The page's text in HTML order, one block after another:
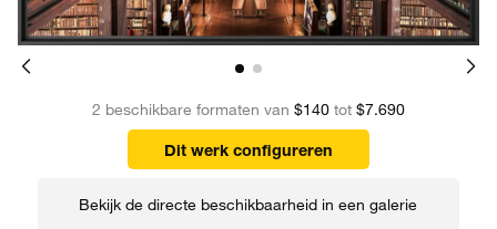
2 beschikbare formaten van $140 tot $7.690
Dit werk configureren
Bekijk de directe beschikbaarheid in een galerie